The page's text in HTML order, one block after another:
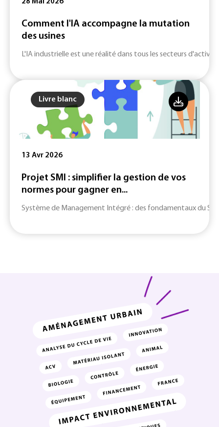
Comment l'IA accompagne la mutation
des usines
L'IA industrielle est une réalité dans tous les secteurs
Livre blanc
13 Avr 2026
Projet SMI : simplifier la gestion de vos
normes pour gagner en...
Système de Management Intégré : des fondamentaux du